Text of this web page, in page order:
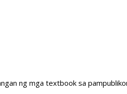
ng mga textbook sa